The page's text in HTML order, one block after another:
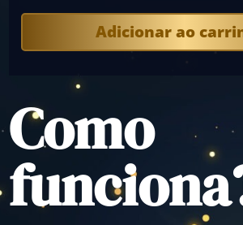
Adicionar ao
Como